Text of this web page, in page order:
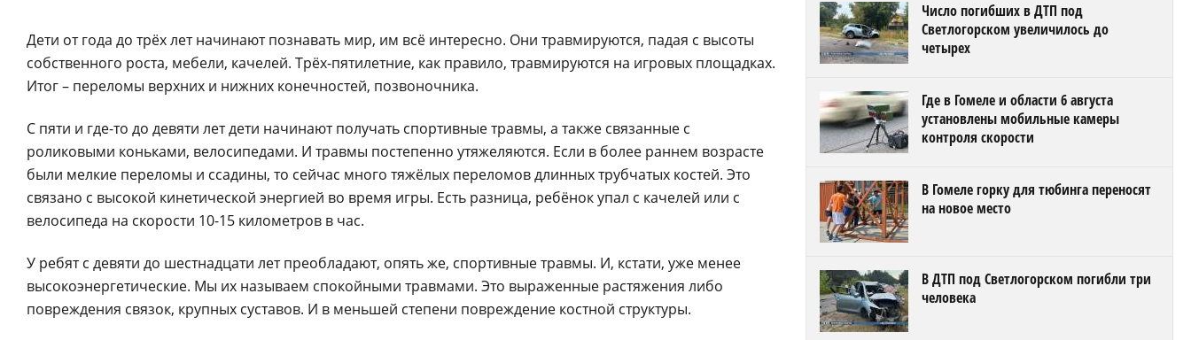
Дети от года до трёх лет начинают познавать мир, им всё интересно. Они травмируются, падая с высоты
собственного роста, мебели, качелей. Трёх-пятилетние, как правило, травмируются на игровых площадках.
Итог – переломы верхних и нижних конечностей, позвоночника.
С пяти и где-то до девяти лет дети начинают получать спортивные травмы, а также связанные с
роликовыми коньками, велосипедами. И травмы постепенно утяжеляются. Если в более раннем возрасте
были мелкие переломы и ссадины, то сейчас много тяжёлых переломов длинных трубчатых костей. Это
связано с высокой кинетической энергией во время игры. Есть разница, ребёнок упал с качелей или с
велосипеда на скорости 10-15 километров в час.
У ребят с девяти до шестнадцати лет преобладают, опять же, спортивные травмы. И, кстати, уже менее
высокоэнергетические. Мы их называем спокойными травмами. Это выраженные растяжения либо
повреждения связок, крупных суставов. И в меньшей степени повреждение костной структуры.
Число погибших в ДТП под
Светлогорском увеличилось до
четырех
Где в Гомеле и области 6 августа
установлены мобильные камеры
контроля скорости
В Гомеле горку для тюбинга переносят
на новое место
В ДТП под Светлогорском погибли три
человека